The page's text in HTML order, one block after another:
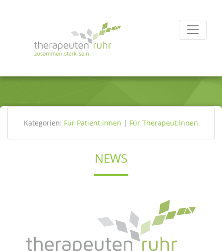
Kategorien: Für Patient:innen | Für Therapeut:innen
NEWS